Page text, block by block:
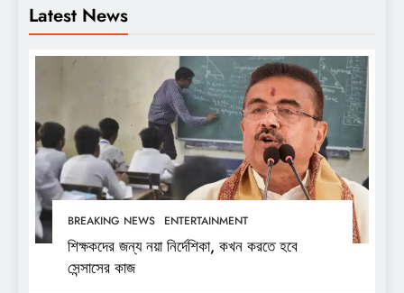
Latest News
BREAKING NEWS ENTERTAINMENT
শিক্ষকদের জন্য নয়া নির্দেশিকা, কখন করতে হবে
সেন্সাসের কাজ